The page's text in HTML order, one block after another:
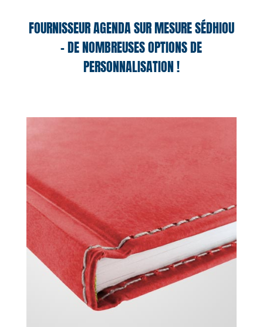
FOURNISSEUR AGENDA SUR MESURE SÉDHIOU
– DE NOMBREUSES OPTIONS DE
PERSONNALISATION !